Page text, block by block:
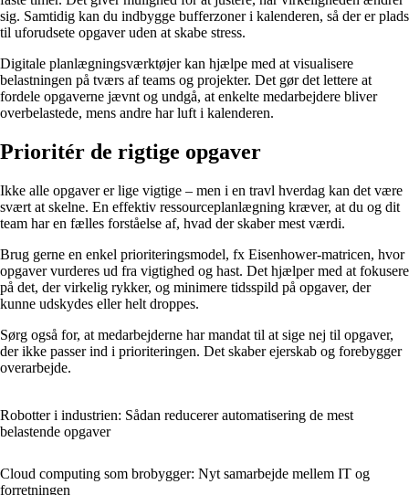
sig. Samtidig kan du indbygge bufferzoner i kalenderen, så der er plads
til uforudsete opgaver uden at skabe stress.
Digitale planlægningsværktøjer kan hjælpe med at visualisere
belastningen på tværs af teams og projekter. Det gør det lettere at
fordele opgaverne jævnt og undgå, at enkelte medarbejdere bliver
overbelastede, mens andre har luft i kalenderen.
Prioritér de rigtige opgaver
Ikke alle opgaver er lige vigtige – men i en travl hverdag kan det være
svært at skelne. En effektiv ressourceplanlægning kræver, at du og dit
team har en fælles forståelse af, hvad der skaber mest værdi.
Brug gerne en enkel prioriteringsmodel, fx Eisenhower-matricen, hvor
opgaver vurderes ud fra vigtighed og hast. Det hjælper med at fokusere
på det, der virkelig rykker, og minimere tidsspild på opgaver, der
kunne udskydes eller helt droppes.
Sørg også for, at medarbejderne har mandat til at sige nej til opgaver,
der ikke passer ind i prioriteringen. Det skaber ejerskab og forebygger
overarbejde.
Robotter i industrien: Sådan reducerer automatisering de mest
belastende opgaver
Cloud computing som brobygger: Nyt samarbejde mellem IT og
forretningen